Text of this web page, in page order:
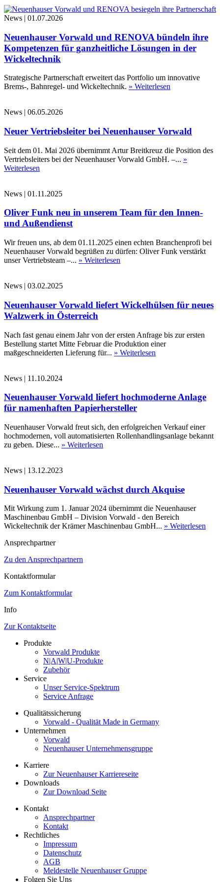
News | 01.07.2026
Neuenhauser Vorwald und RENOVA bündeln ihre
Kompetenzen für ganzheitliche Lösungen in der
Wickeltechnik
Strategische Partnerschaft erweitert das Portfolio um innovative
Brems-, Bahnregel- und Wickeltechnik. » Weiterlesen
News | 06.05.2026
Neuer Vertriebsleiter bei Neuenhauser Vorwald
Seit dem 01. Mai 2026 übernimmt Artur Breitkreuz die Position des
Vertriebsleiters bei der Neuenhauser Vorwald GmbH. –... »
Weiterlesen
News | 01.11.2025
Oliver Funk neu in unserem Team für den Innen-
und Außendienst
Wir freuen uns, ab dem 01.11.2025 einen echten Branchenprofi bei
Neuenhauser Vorwald begrüßen zu dürfen: Oliver Funk verstärkt
unser Vertriebsteam –... » Weiterlesen
News | 03.02.2025
Neuenhauser Vorwald liefert Wickelhülsen für neues
Walzwerk in Österreich
Nach fast genau einem Jahr von der ersten Anfrage bis zur ersten
Bestellung startet Mitte Februar die Produktion einer
maßgeschneiderten Lieferung für... » Weiterlesen
News | 11.10.2024
Neuenhauser Vorwald liefert hochmoderne Anlage
für namenhaften Papierhersteller
Neuenhauser Vorwald freut sich, den erfolgreichen Verkauf einer
hochmodernen, voll automatisierten Rollenhandlingsanlage bekannt
zu geben. Diese... » Weiterlesen
News | 13.12.2023
Neuenhauser Vorwald wächst durch Akquise
Mit Wirkung zum 1. Januar 2024 übernimmt die Neuenhauser
Maschinenbau GmbH – Division Vorwald - den Bereich
Wickeltechnik der Krämer Maschinenbau GmbH... » Weiterlesen
Ansprechpartner
Zu den Ansprechpartnern
Kontaktformular
Zum Kontaktformular
Info
Zur Kontaktseite
Produkte
Vorwald Produkte
N|A|W|U-Produkte
Zubehör
Service
Unser Service-Spektrum
Service Anfrage
Qualitätssicherung
Vorwald - Qualität Made in Germany
Unternehmen
Vorwald
Neuenhauser Unternehmensgruppe
Karriere
Zur Neuenhauser Karriereseite
Downloads
Zur Download Seite
Kontakt
Ansprechpartner
Kontakt
Rechtliches
Impressum
Datenschutz
AGB
Meldestelle Neuenhauser Gruppe
Folgen Sie Uns